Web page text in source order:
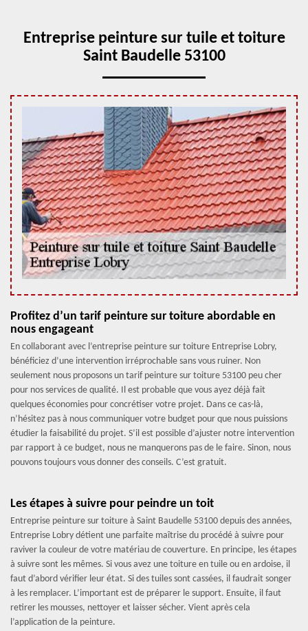
Entreprise peinture sur tuile et toiture
Saint Baudelle 53100
Profitez d’un tarif peinture sur toiture abordable en
nous engageant
En collaborant avec l’entreprise peinture sur toiture Entreprise Lobry,
bénéficiez d’une intervention irréprochable sans vous ruiner. Non
seulement nous proposons un tarif peinture sur toiture 53100 peu cher
pour nos services de qualité. Il est probable que vous ayez déjà fait
quelques économies pour concrétiser votre projet. Dans ce cas-là,
n’hésitez pas à nous communiquer votre budget pour que nous puissions
étudier la faisabilité du projet. S’il est possible d’ajuster notre intervention
par rapport à ce budget, nous ne manquerons pas de le faire. Sinon, nous
pouvons toujours vous donner des conseils. C’est gratuit.
Les étapes à suivre pour peindre un toit
Entreprise peinture sur toiture à Saint Baudelle 53100 depuis des années,
Entreprise Lobry détient une parfaite maîtrise du procédé à suivre pour
raviver la couleur de votre matériau de couverture. En principe, les étapes
à suivre sont les mêmes. Si vous avez une toiture en tuile ou en ardoise, il
faut d’abord vérifier leur état. Si des tuiles sont cassées, il faudrait songer
à les remplacer. L’important est de préparer le support. Ensuite, il faut
retirer les mousses, nettoyer et laisser sécher. Vient après cela
l’application de la peinture.